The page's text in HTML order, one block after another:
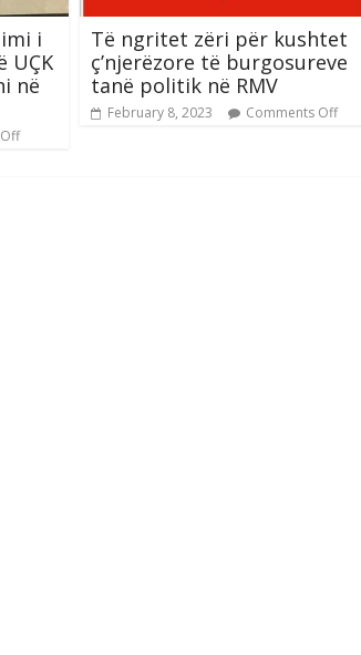
i
UÇK
në
Të ngritet zëri për kushtet
ç’njerëzore të burgosureve
tanë politik në RMV
February 8, 2023 Comments Off